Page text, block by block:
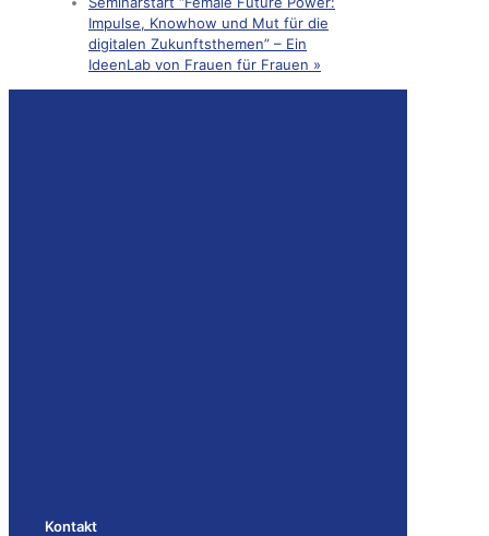
Impulse, Knowhow und Mut für die
digitalen Zukunftsthemen” – Ein
IdeenLab von Frauen für Frauen »
Kontakt